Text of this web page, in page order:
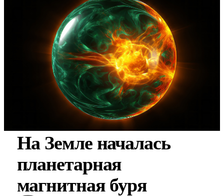
На Земле началась
планетарная
магнитная буря